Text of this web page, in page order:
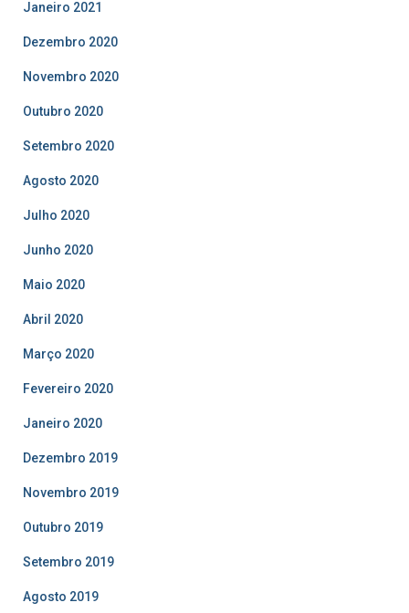
Janeiro 2021
Dezembro 2020
Novembro 2020
Outubro 2020
Setembro 2020
Agosto 2020
Julho 2020
Junho 2020
Maio 2020
Abril 2020
Março 2020
Fevereiro 2020
Janeiro 2020
Dezembro 2019
Novembro 2019
Outubro 2019
Setembro 2019
Agosto 2019